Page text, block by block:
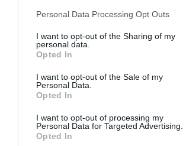
Personal Data Processing Opt Outs
I want to opt-out of the Sharing of my
personal data.
Opted In
I want to opt-out of the Sale of my
Personal Data.
Opted In
I want to opt-out of processing my
Personal Data for Targeted Advertising.
Opted In
NordHem Måleri AB registrerat –
måleriföretag i Norrtälje
Lokalt väder
25°C